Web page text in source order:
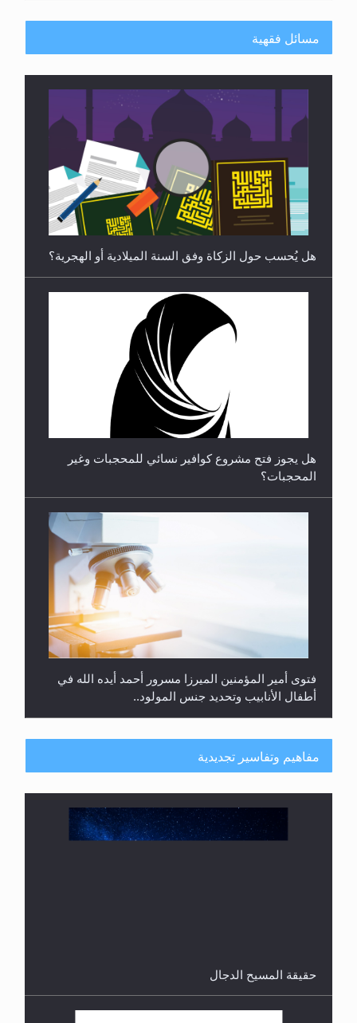
**الحصن الحصين من وساوس المعارضين ...**...
متطلَّبات التّحريك الجديد...
مسائل فقهية
المحجبات؟
أطفال الأنابيب وتحديد جنس المولود..
يُسمح الصلاة بها؟
مفاهيم وتفاسير تجديدية
القرآن قاضٍ وحكمٌ على السنة ومهيمنٌ عليها.. ليس